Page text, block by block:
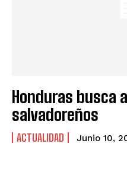
Honduras busca
salvadoreños
ACTUALIDAD Junio 10,